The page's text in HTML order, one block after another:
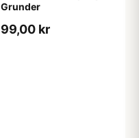
Grunder
99,00 kr